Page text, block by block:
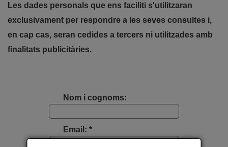
Les dades personals que ens faciliti s'utilitzaran
exclusivament per respondre a les seves consultes i,
en cap cas, seran cedides a tercers ni utilitzades amb
finalitats publicitàries.
Nom i cognoms:
Email: *